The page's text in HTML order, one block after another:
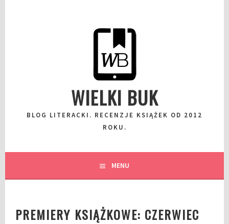
WIELKI BUK
BLOG LITERACKI. RECENZJE KSIĄŻEK OD 2012
ROKU.
MENU
PREMIERY KSIĄŻKOWE: CZERWIEC